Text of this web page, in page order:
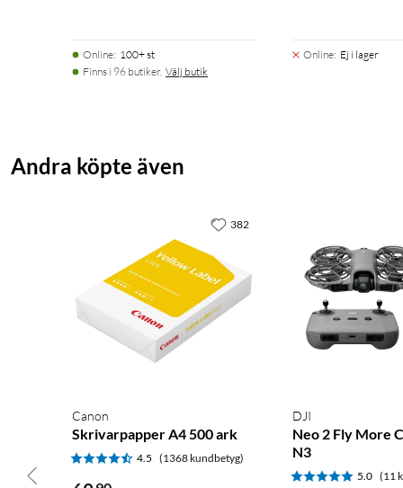
Online: 100+ st
Finns i 96 butiker. Välj butik
Online: Ej i lager
Andra köpte även
Canon
Skrivarpapper A4 500 ark
4.5 (1368 kundbetyg)
382
DJI
Neo 2 Fly More
N3
5.0 (11